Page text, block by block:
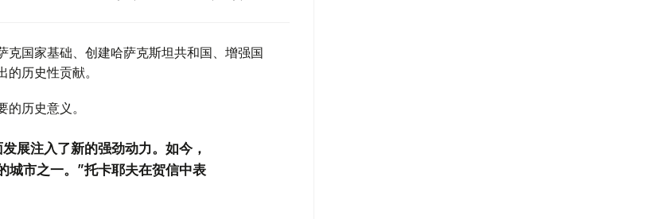
国家基础、创建哈萨克斯坦共和国、增强国
历史性贡献。
历史意义。
展注入了新的强劲动力。如今，
城市之一。”托卡耶夫在贺信中表